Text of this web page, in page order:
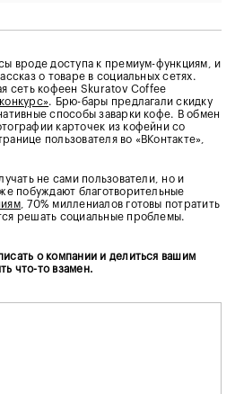
о компании и делиться вашим
что-то взамен.
вроде доступа к премиум-функциям, и
о товаре в социальных сетях.
сеть кофеен Skuratov Coffee
. Брю-бары предлагали скидку
способы заварки кофе. В обмен
карточек из кофейни со
пользователя во «ВКонтакте»,
не сами пользователи, но и
побуждают благотворительные
, 70% миллениалов готовы потратить
решать социальные проблемы.